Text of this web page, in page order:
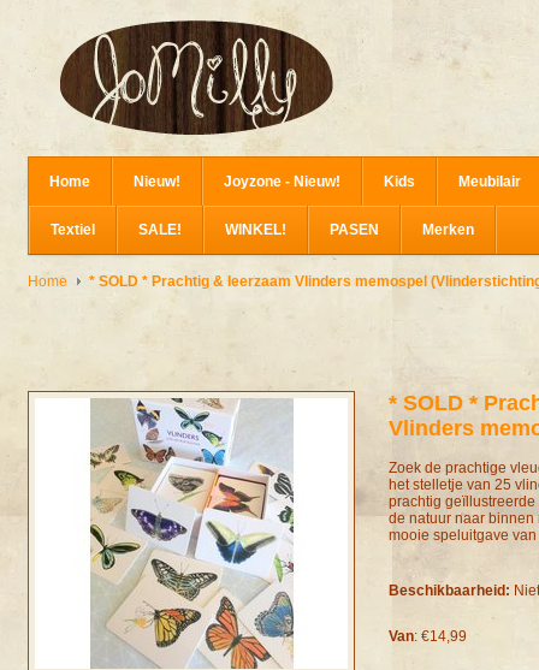
Home Nieuw! Joyzone - Nieuw! Kids Meubilair
Textiel SALE! WINKEL! PASEN Merken
Home * SOLD * Prachtig & leerzaam Vlinders memospel
* SOLD *
Vlinders
Zoek de prachtige
het stelletje van 25
prachtig
de natuur naar binnen
mooie speluitgave
Beschikbaarheid:
Van: €14,99